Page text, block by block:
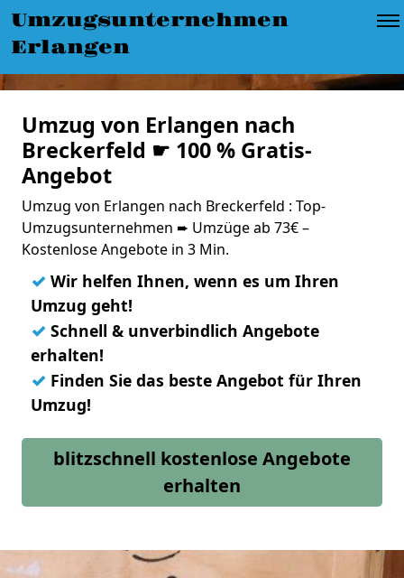
Umzugsunternehmen
Erlangen
Umzug von Erlangen nach
Breckerfeld ☛ 100 % Gratis-
Angebot
Umzug von Erlangen nach Breckerfeld : Top-
Umzugsunternehmen ➨ Umzüge ab 73€ –
Kostenlose Angebote in 3 Min.
✓ Wir helfen Ihnen, wenn es um Ihren
Umzug geht!
✓ Schnell & unverbindlich Angebote
erhalten!
✓ Finden Sie das beste Angebot für Ihren
Umzug!
blitzschnell kostenlose Angebote
erhalten